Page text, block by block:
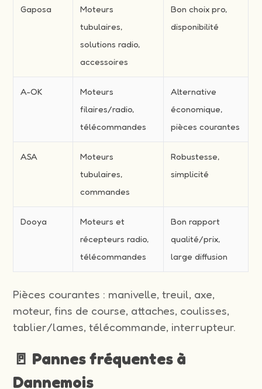
Gaposa
Moteurs
tubulaires,
solutions radio,
accessoires
Bon choix pro,
disponibilité
A-OK
Moteurs
filaires/radio,
télécommandes
Alternative
économique,
pièces courantes
ASA
Moteurs
tubulaires,
commandes
Robustesse,
simplicité
Dooya
Moteurs et
récepteurs radio,
télécommandes
Bon rapport
qualité/prix,
large diffusion
Pièces courantes : manivelle, treuil, axe,
moteur, fins de course, attaches, coulisses,
tablier/lames, télécommande, interrupteur.
🚪 Pannes fréquentes à
Dannemois